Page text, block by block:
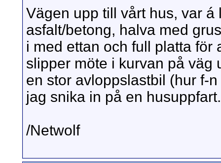
Vägen upp till vårt hus, var á
asfalt/betong, halva med
i med ettan och full platta för
slipper möte i kurvan på väg
en stor avloppslastbil (hur f-
jag snika in på en
/Netwolf